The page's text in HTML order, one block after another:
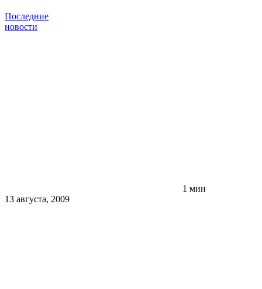
Последние
новости
1 мин
13 августа, 2009